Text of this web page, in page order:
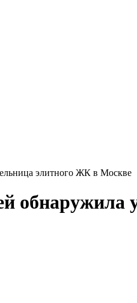
элитного ЖК в Москве
обнаружила